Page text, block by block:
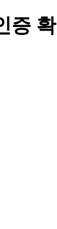
증